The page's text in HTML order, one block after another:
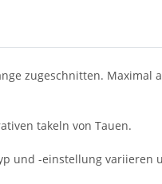
zugeschnitten. Maximal
takeln von Tauen.
und -einstellung variieren